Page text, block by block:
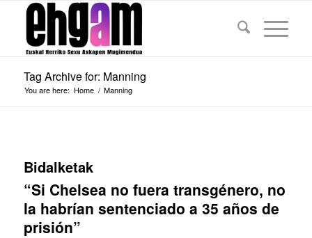
Tag Archive for: Manning
You are here: Home / Manning
Bidalketak
“Si Chelsea no fuera transgénero, no
la habrían sentenciado a 35 años de
prisión”